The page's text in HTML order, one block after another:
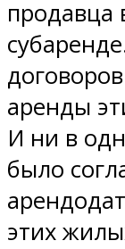
продавца
аренды
И ни в
было
этих